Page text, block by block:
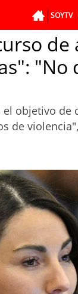
SOYTV
de
objetivo
de